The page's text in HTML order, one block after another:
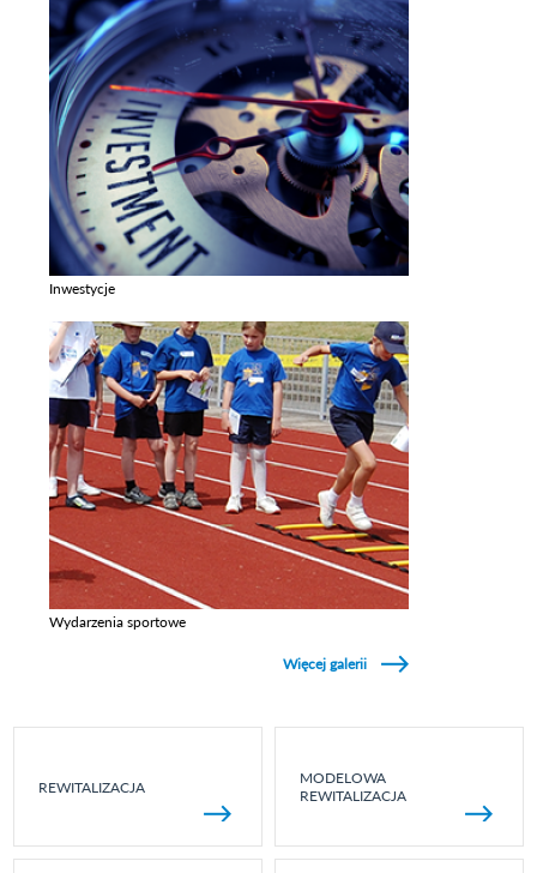
Inwestycje
Wydarzenia sportowe
Więcej galerii
REWITALIZACJA
MODELOWA
REWITALIZACJA